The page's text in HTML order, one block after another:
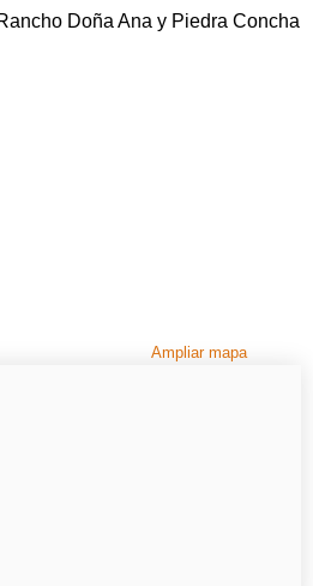
Doña Ana y Piedra Concha
Ampliar mapa